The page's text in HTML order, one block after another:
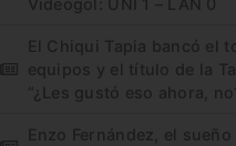
Videogol: UNI 1 – LAN 0
El Chiqui Tapia bancó el
equipos y el título de la
“¿Les gustó eso ahora,
Enzo Fernández, el